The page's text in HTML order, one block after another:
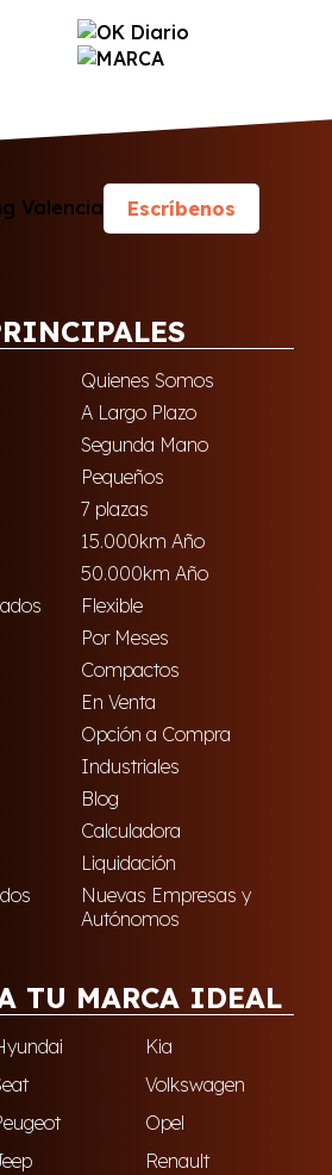
Escríbenos
Quienes Somos
A Largo Plazo
Segunda Mano
Pequeños
7 plazas
15.000km Año
50.000km Año
Flexible
Por Meses
Compactos
En Venta
Opción a Compra
Industriales
Blog
Calculadora
Liquidación
Nuevas Empresas y
Autónomos
TU MARCA IDEAL
Kia
Volkswagen
Opel
Renault